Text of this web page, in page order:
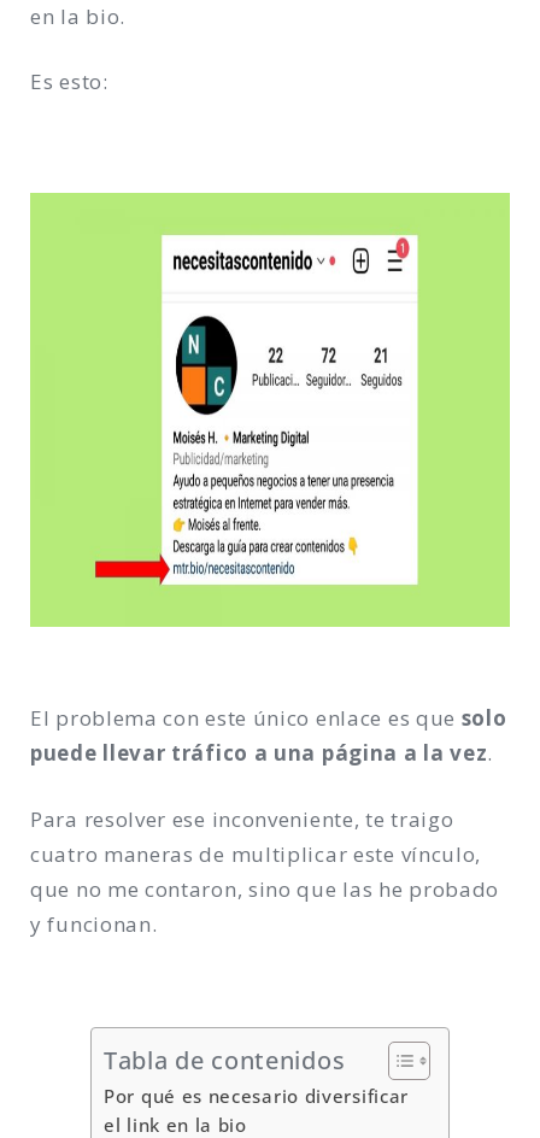
en la bio.
Es esto:
El problema con este único enlace es que solo
puede llevar tráfico a una página a la vez.
Para resolver ese inconveniente, te traigo
cuatro maneras de multiplicar este vínculo,
que no me contaron, sino que las he probado
y funcionan.
Tabla de contenidos
Por qué es necesario diversificar
el link en la bio